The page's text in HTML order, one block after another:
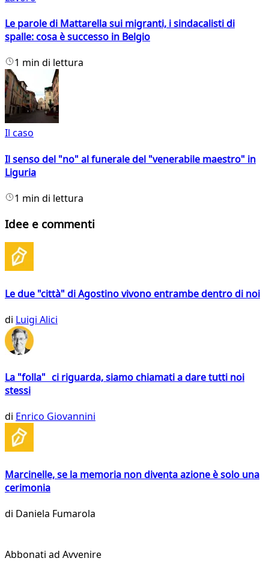
Le parole di Mattarella sui migranti, i sindacalisti di
spalle: cosa è successo in Belgio
1 min di lettura
Il caso
Il senso del "no" al funerale del "venerabile maestro" in
Liguria
1 min di lettura
Idee e commenti
Le due "città" di Agostino vivono entrambe dentro di noi
di Luigi Alici
La "folla" ci riguarda, siamo chiamati a dare tutti noi
stessi
di Enrico Giovannini
Marcinelle, se la memoria non diventa azione è solo una
cerimonia
di Daniela Fumarola
Abbonati ad Avvenire